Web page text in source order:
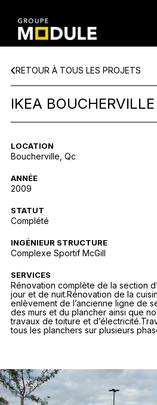
RETOUR À TOUS LES PROJETS
IKEA BOUCHERVILLE
LOCATION
Boucherville, Qc
ANNÉE
2009
STATUT
Complété
INGÉNIEUR STRUCTURE
Complexe Sportif McGill
SERVICES
Rénovation complète de la section
jour et de nuit.Rénovation de la
enlèvement de l’ancienne ligne de
des murs et du plancher ainsi que
travaux de toiture et
tous les planchers sur plusieurs